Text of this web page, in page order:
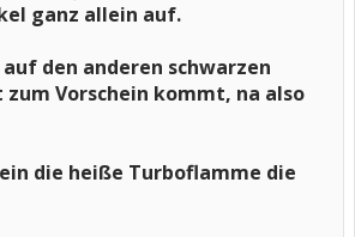
ganz allein auf.
den anderen schwarzen
Vorschein kommt, na also
die heiße Turboflamme die